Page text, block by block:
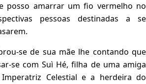
posso amarrar um fio vermelho no
pessoas destinadas a se
se de sua mãe lhe contando que
se com Suì Hé, filha de uma amiga
Celestial e a herdeira do